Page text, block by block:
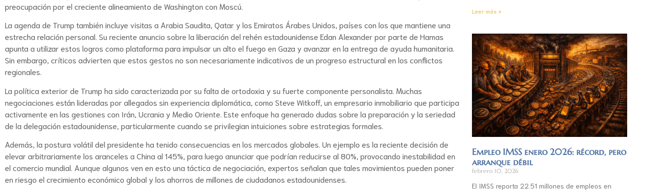
preocupación por el creciente alineamiento de Washington con Moscú.
La agenda de Trump también incluye visitas a Arabia Saudita, Qatar y los Emiratos Árabes Unidos, países con los que mantiene una
estrecha relación personal. Su reciente anuncio sobre la liberación del rehén estadounidense Edan Alexander por parte de Hamas
apunta a utilizar estos logros como plataforma para impulsar un alto el fuego en Gaza y avanzar en la entrega de ayuda humanitaria.
Sin embargo, críticos advierten que estos gestos no son necesariamente indicativos de un progreso estructural en los conflictos
regionales.
La política exterior de Trump ha sido caracterizada por su falta de ortodoxia y su fuerte componente personalista. Muchas
negociaciones están lideradas por allegados sin experiencia diplomática, como Steve Witkoff, un empresario inmobiliario que participa
activamente en las gestiones con Irán, Ucrania y Medio Oriente. Este enfoque ha generado dudas sobre la preparación y la seriedad
de la delegación estadounidense, particularmente cuando se privilegian intuiciones sobre estrategias formales.
Además, la postura volátil del presidente ha tenido consecuencias en los mercados globales. Un ejemplo es la reciente decisión de
elevar arbitrariamente los aranceles a China al 145%, para luego anunciar que podrían reducirse al 80%, provocando inestabilidad en
el comercio mundial. Aunque algunos ven en esto una táctica de negociación, expertos señalan que tales movimientos pueden poner
en riesgo el crecimiento económico global y los ahorros de millones de ciudadanos estadounidenses.
Leer más »
Empleo IMSS enero 2026: récord, pero
arranque débil
febrero 10, 2026
El IMSS reporta 22.51 millones de empleos en